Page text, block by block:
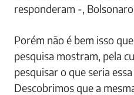
responderam -,
Porém não é bem isso
pesquisa mostram, pela
pesquisar o que seria
Descobrimos que a